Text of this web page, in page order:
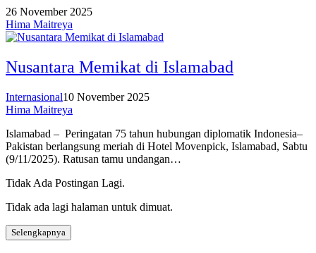
26 November 2025
Hima Maitreya
Nusantara Memikat di Islamabad
Internasional10 November 2025
Hima Maitreya
Islamabad – Peringatan 75 tahun hubungan diplomatik Indonesia–
Pakistan berlangsung meriah di Hotel Movenpick, Islamabad, Sabtu
(9/11/2025). Ratusan tamu undangan…
Tidak Ada Postingan Lagi.
Tidak ada lagi halaman untuk dimuat.
Selengkapnya